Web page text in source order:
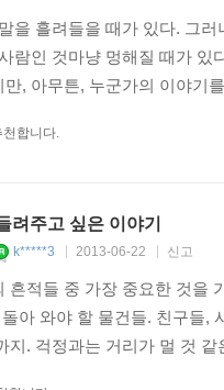
해지는 스물여섯 개의 보석
에게 우리의 이야기들을
집이 아닐까 싶다.
던져주는 명랑함의 소중한
순간순간들을 밀어내며 앞
을 흘려들을 때가 있다. 그
람인 것마냥 멍해질 때가
만, 아무튼, 누군가의 이야기
천합니다.
려주고 싶은 이야기
k*****3 2013-06-22 신고
흔적들 중 가장 중요한 것을
아 와야 할 물건들. 친구들,
지. 걱정과는 거리가 멀 것